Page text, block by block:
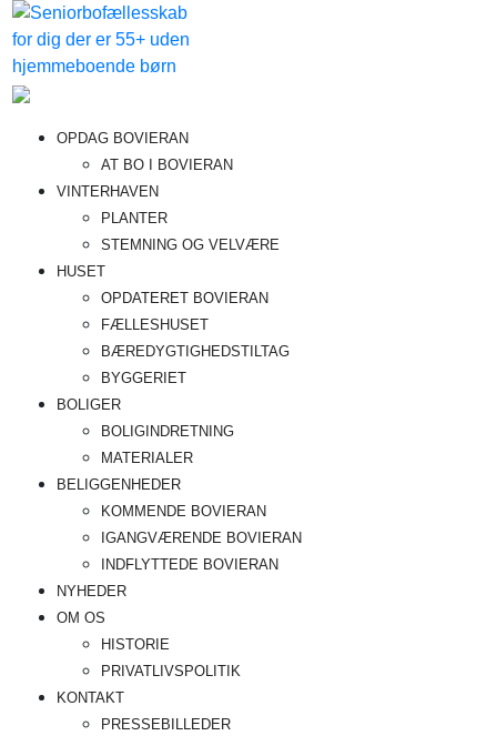
Videre
indhold
Bovieran
Fremtidens
seniorboligfællesskab
OPDAG BOVIERAN
AT BO I BOVIERAN
VINTERHAVEN
PLANTER
STEMNING OG VELVÆRE
HUSET
OPDATERET BOVIERAN
FÆLLESHUSET
BÆREDYGTIGHEDSTILTAG
BYGGERIET
BOLIGER
BOLIGINDRETNING
MATERIALER
BELIGGENHEDER
KOMMENDE BOVIERAN
IGANGVÆRENDE BOVIERAN
INDFLYTTEDE BOVIERAN
NYHEDER
OM OS
HISTORIE
PRIVATLIVSPOLITIK
KONTAKT
PRESSEBILLEDER